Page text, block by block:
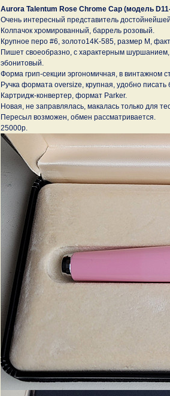
Aurora Talentum Rose Chrome Cap (модель
Очень интересный представитель
Колпачок хромированный, баррель розовый.
Крупное перо #6, золото14K-585, размер M,
Пишет своеобразно, с характерным
эбонитовый.
Форма грип-секции эргономичная, в винтажном
Ручка формата oversize, крупная, удобно писать
Картридж-конвертер, формат Parker.
Новая, не заправлялась, макалась только для
Пересыл возможен, обмен рассматривается.
25000р.